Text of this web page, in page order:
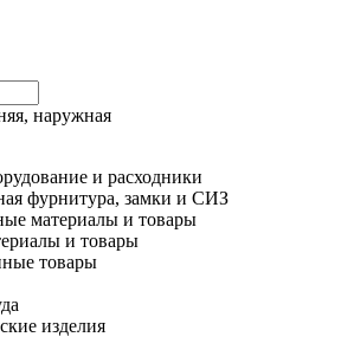
наружная
и расходники
фурнитура, замки и СИЗ
материалы и товары
и товары
товары
изделия